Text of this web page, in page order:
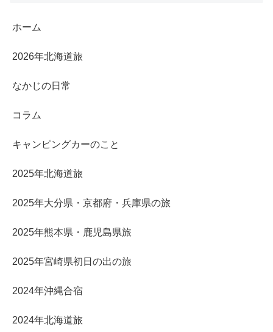
ホーム
2026年北海道旅
なかじの日常
コラム
キャンピングカーのこと
2025年北海道旅
2025年大分県・京都府・兵庫県の旅
2025年熊本県・鹿児島県旅
2025年宮崎県初日の出の旅
2024年沖縄合宿
2024年北海道旅